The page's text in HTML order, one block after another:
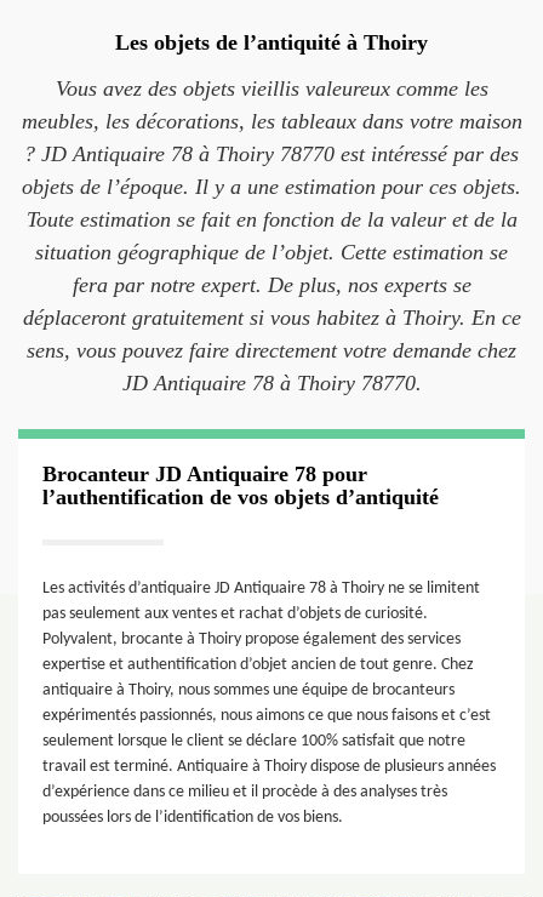
Les objets de l’antiquité à Thoiry
Vous avez des objets vieillis valeureux comme les
meubles, les décorations, les tableaux dans votre maison
? JD Antiquaire 78 à Thoiry 78770 est intéressé par des
objets de l’époque. Il y a une estimation pour ces objets.
Toute estimation se fait en fonction de la valeur et de la
situation géographique de l’objet. Cette estimation se
fera par notre expert. De plus, nos experts se
déplaceront gratuitement si vous habitez à Thoiry. En ce
sens, vous pouvez faire directement votre demande chez
JD Antiquaire 78 à Thoiry 78770.
Brocanteur JD Antiquaire 78 pour
l’authentification de vos objets d’antiquité
Les activités d’antiquaire JD Antiquaire 78 à Thoiry ne se limitent
pas seulement aux ventes et rachat d’objets de curiosité.
Polyvalent, brocante à Thoiry propose également des services
expertise et authentification d’objet ancien de tout genre. Chez
antiquaire à Thoiry, nous sommes une équipe de brocanteurs
expérimentés passionnés, nous aimons ce que nous faisons et c’est
seulement lorsque le client se déclare 100% satisfait que notre
travail est terminé. Antiquaire à Thoiry dispose de plusieurs années
d’expérience dans ce milieu et il procède à des analyses très
poussées lors de l’identification de vos biens.